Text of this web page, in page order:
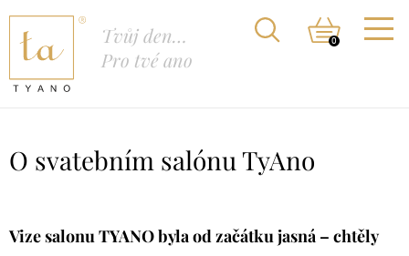
Tvůj den…
Pro tvé ano
0
O svatebním salónu TyAno
Vize salonu TYANO byla od začátku jasná – chtěly